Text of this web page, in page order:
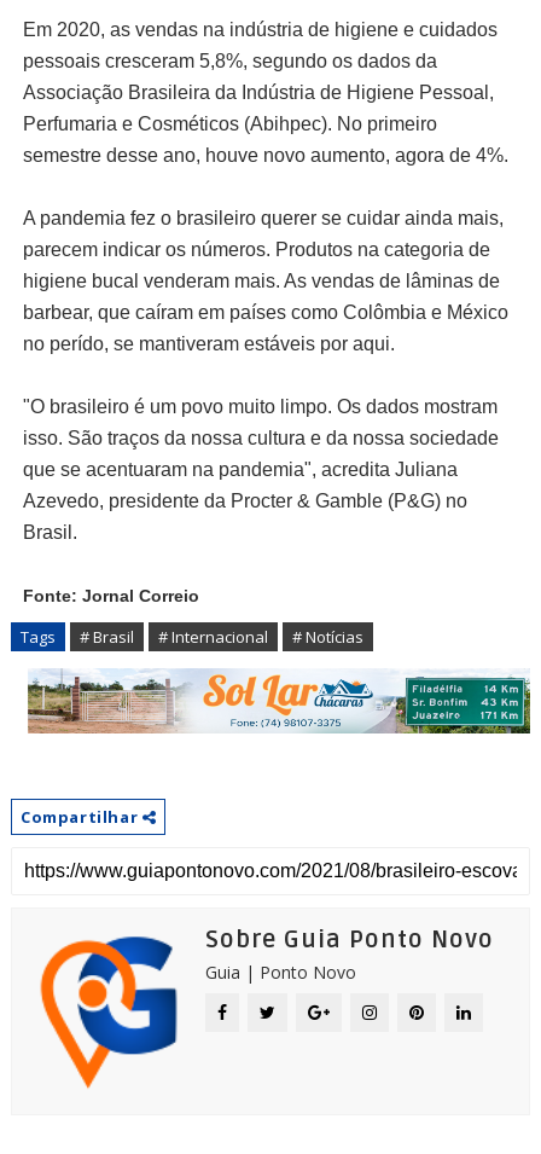
Em 2020, as vendas na indústria de higiene e cuidados
pessoais cresceram 5,8%, segundo os dados da
Associação Brasileira da Indústria de Higiene Pessoal,
Perfumaria e Cosméticos (Abihpec). No primeiro
semestre desse ano, houve novo aumento, agora de 4%.
A pandemia fez o brasileiro querer se cuidar ainda mais,
parecem indicar os números. Produtos na categoria de
higiene bucal venderam mais. As vendas de lâminas de
barbear, que caíram em países como Colômbia e México
no perído, se mantiveram estáveis por aqui.
"O brasileiro é um povo muito limpo. Os dados mostram
isso. São traços da nossa cultura e da nossa sociedade
que se acentuaram na pandemia", acredita Juliana
Azevedo, presidente da Procter & Gamble (P&G) no
Brasil.
Fonte: Jornal Correio
Tags # Brasil # Internacional # Notícias
Compartilhar
Sobre Guia Ponto Novo
Guia | Ponto Novo